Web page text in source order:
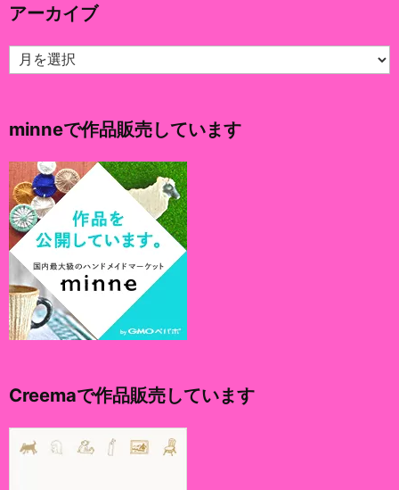
ー
アーカイブ
ア
ー
ブ
minneで作品販売しています
Creemaで作品販売しています